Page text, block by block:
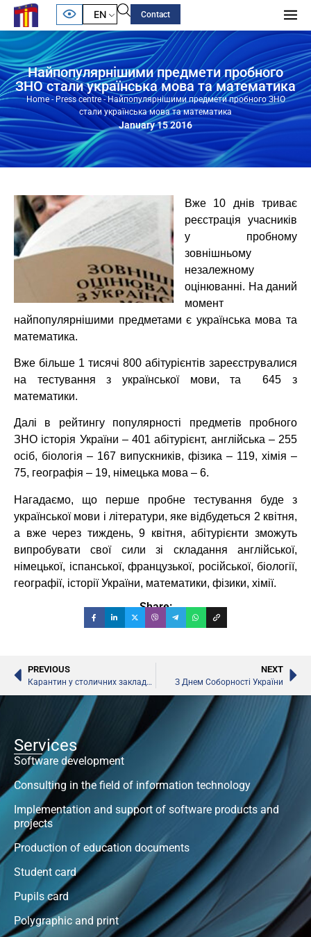
EN Contact
Найпопулярнішими предмети пробного
ЗНО стали українська мова та математика
Home-Press centre-Найпопулярнішими предмети пробного ЗНО
стали українська мова та математика
January 15 2016
Вже 10 днів триває
реєстрація учасників
у пробному
зовнішньому
незалежному
оцінюванні. На даний
момент
найпопулярнішими предметами є українська мова та
математика.
Вже більше 1 тисячі 800 абітурієнтів зареєструвалися
на тестування з української мови, та 645 з
математики.
Далі в рейтингу популярності предметів пробного
ЗНО історія України – 401 абітурієнт, англійська – 255
осіб, біологія – 167 випускників, фізика – 119, хімія –
75, географія – 19, німецька мова – 6.
Нагадаємо, що перше пробне тестування буде з
української мови і літератури, яке відбудеться 2 квітня,
а вже через тиждень, 9 квітня, абітурієнти зможуть
випробувати свої сили зі складання англійської,
німецької, іспанської, французької, російської, біології,
географії, історії України, математики, фізики, хімії.
Share:
PREVIOUS
Карантин у столичних закладах освіти
NEXT
З Днем Соборності України
Services
Software development
Consulting in the field of information technology
Implementation and support of software products and
projects
Production of education documents
Student card
Pupils card
Polygraphic and print